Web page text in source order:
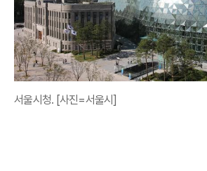
서울시청. [사진=서울시]